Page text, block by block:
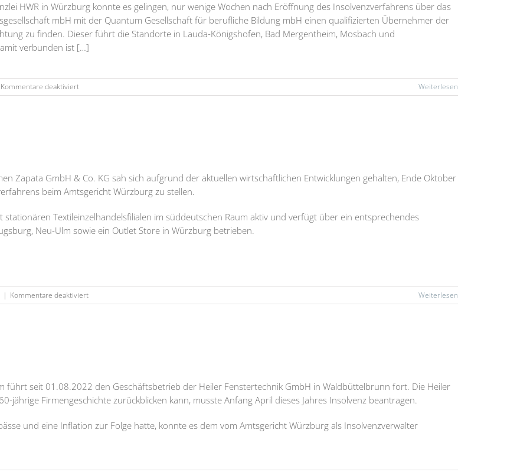
HWR in Würzburg konnte es gelingen, nur wenige Wochen nach Eröffnung des Insolvenzverfahrens über das
mbH mit der Quantum Gesellschaft für berufliche Bildung mbH einen qualifizierten Übernehmer der
zu finden. Dieser führt die Standorte in Lauda-Königshofen, Bad Mergentheim, Mosbach und
verbunden ist […]
Kommentare deaktiviertfür
bbg
Weiterlesen
Zapata GmbH & Co. KG sah sich aufgrund der aktuellen wirtschaftlichen Entwicklungen gehalten, Ende Oktober
beim Amtsgericht Würzburg zu stellen.
Textileinzelhandelsfilialen im süddeutschen Raum aktiv und verfügt über ein entsprechendes
Neu-Ulm sowie ein Outlet Store in Würzburg betrieben.
| Kommentare deaktiviertfür
ZAPATA
Weiterlesen
führt seit 01.08.2022 den Geschäftsbetrieb der Heiler Fenstertechnik GmbH in Waldbüttelbrunn fort. Die Heiler
jährige Firmengeschichte zurückblicken kann, musste Anfang April dieses Jahres Insolvenz beantragen.
und eine Inflation zur Folge hatte, konnte es dem vom Amtsgericht Würzburg als Insolvenzverwalter